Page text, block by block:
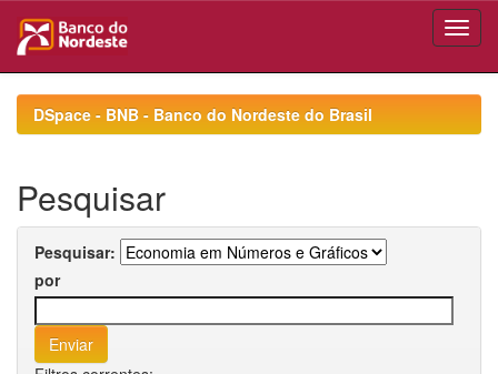
navigationDSpace - BNB - Banco do Nordeste do Brasil
Pesquisar
Pesquisar:
por